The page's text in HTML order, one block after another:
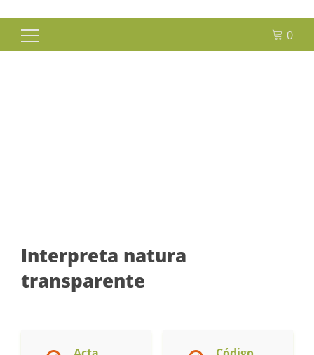
0
Buscar:
Interpreta natura
transparente